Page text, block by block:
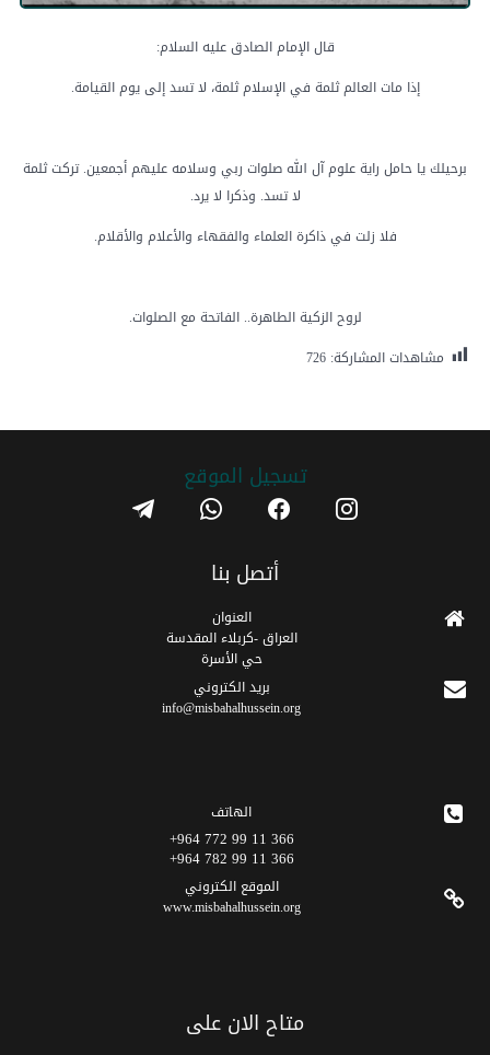
قال الإمام الصادق عليه السلام:
إذا مات العالم ثلمة في الإسلام ثلمة، لا تسد إلى يوم القيامة.
برحيلك يا حامل راية علوم آل الله صلوات ربي وسلامه عليهم أجمعين. تركت ثلمة
لا تسد. وذكرا لا يرد.
فلا زلت في ذاكرة العلماء والفقهاء والأعلام والأقلام.
لروح الزكية الطاهرة.. الفاتحة مع الصلوات.
مشاهدات المشاركة: 726
تسجیل الموقع instagram
facebook
whatsapp
telegram
أتصل بنا
العنوان
العراق -كربلاء المقدسة
حي الأسرة
برید الکتروني
info@misbahalhussein.org
الهاتف
366 11 99 772 964+
366 11 99 782 964+
الموقع الکتروني
www.misbahalhussein.org
متاح الان على